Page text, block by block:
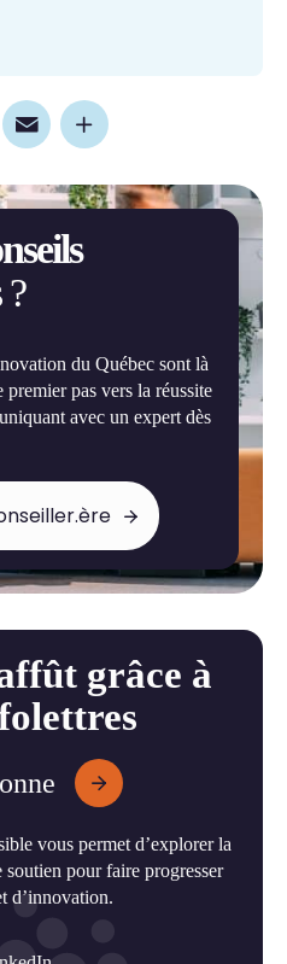
?
du Québec sont là
pas vers la réussite
avec un expert dès
grâce à
vous permet d’explorer la
pour faire progresser
d’innovation.